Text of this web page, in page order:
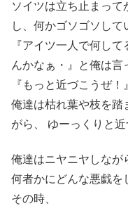
ソイツは立ち止まって
し、何かゴソゴソして
『アイツ一人で何し
んかなぁ・』と俺は言
『もっと近づこうぜ！
俺達は枯れ葉や枝を踏
がら、 ゆーっくりと近
俺達はニヤニヤしなが
何者かにどんな悪戯を
その時、